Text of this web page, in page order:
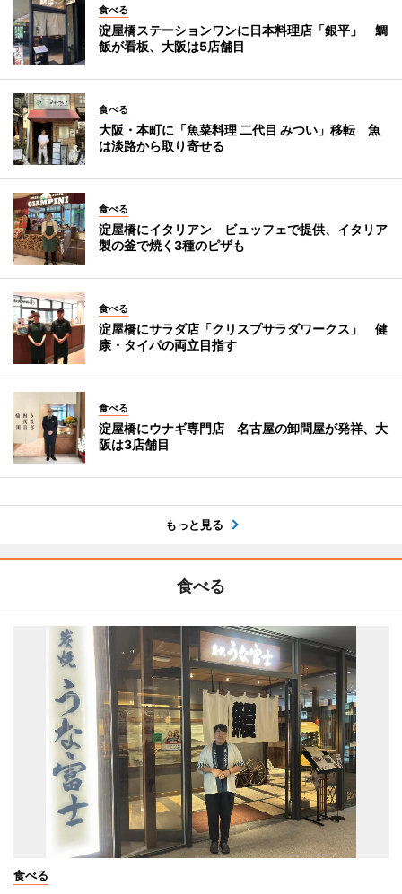
食べる
淀屋橋ステーションワンに日本料理店「銀平」 鯛
飯が看板、大阪は5店舗目
食べる
大阪・本町に「魚菜料理 二代目 みつい」移転 魚
は淡路から取り寄せる
食べる
淀屋橋にイタリアン ビュッフェで提供、イタリア
製の釜で焼く3種のピザも
食べる
淀屋橋にサラダ店「クリスプサラダワークス」 健
康・タイパの両立目指す
食べる
淀屋橋にウナギ専門店 名古屋の卸問屋が発祥、大
阪は3店舗目
もっと見る
食べる
食べる